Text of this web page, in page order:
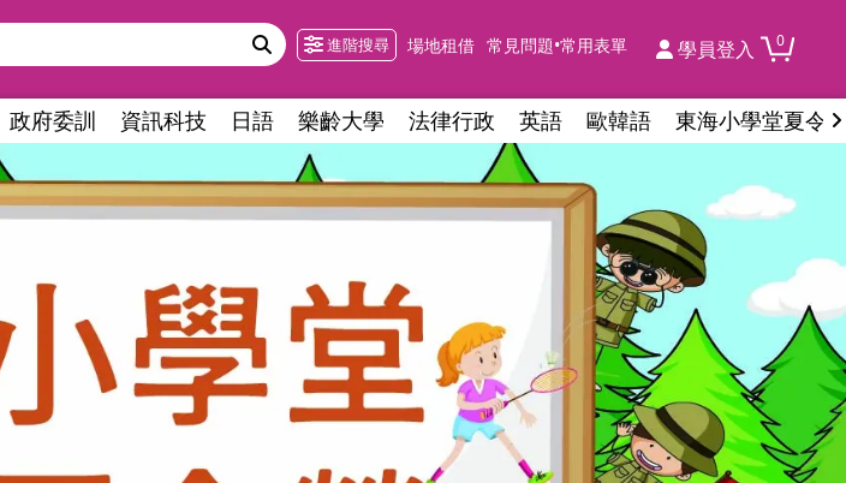
進階搜尋 場地租借 常見問題•常用表單 學員登入 0
政府委訓 資訊科技 日語 樂齡大學 法律行政 英語 歐韓語 東海小學堂夏令